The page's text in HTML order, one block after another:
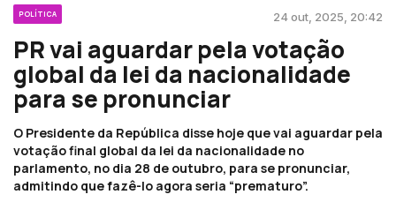
POLÍTICA 24 out, 2025, 20:42
PR vai aguardar pela votação
global da lei da nacionalidade
para se pronunciar
O Presidente da República disse hoje que vai aguardar pela
votação final global da lei da nacionalidade no
parlamento, no dia 28 de outubro, para se pronunciar,
admitindo que fazê-lo agora seria “prematuro”.